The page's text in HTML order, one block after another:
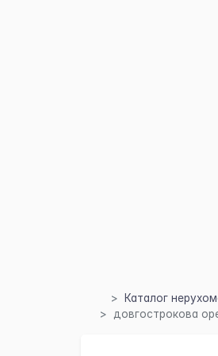
Каталог
довгострокова